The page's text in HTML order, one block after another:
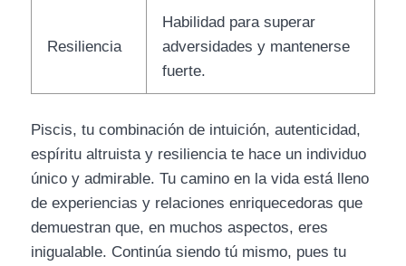
Resiliencia
Habilidad para superar
adversidades y mantenerse
fuerte.
Piscis, tu combinación de intuición, autenticidad,
espíritu altruista y resiliencia te hace un individuo
único y admirable. Tu camino en la vida está lleno
de experiencias y relaciones enriquecedoras que
demuestran que, en muchos aspectos, eres
inigualable. Continúa siendo tú mismo, pues tu